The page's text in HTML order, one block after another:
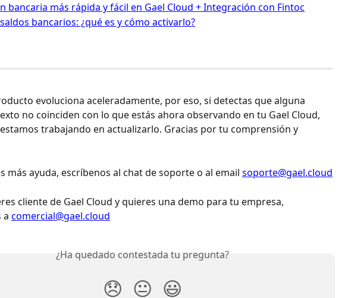
bancaria más rápida y fácil en Gael Cloud + Integración con Fintoc
bancarios: ¿qué es y cómo activarlo?
evoluciona aceleradamente, por eso, si detectas que alguna
no coinciden con lo que estás ahora observando en tu Gael Cloud,
trabajando en actualizarlo. Gracias por tu comprensión y
más ayuda, escríbenos al chat de soporte o al email soporte@gael.cloud
cliente de Gael Cloud y quieres una demo para tu empresa,
a comercial@gael.cloud
¿Ha quedado contestada tu pregunta?
😞 😐 😃